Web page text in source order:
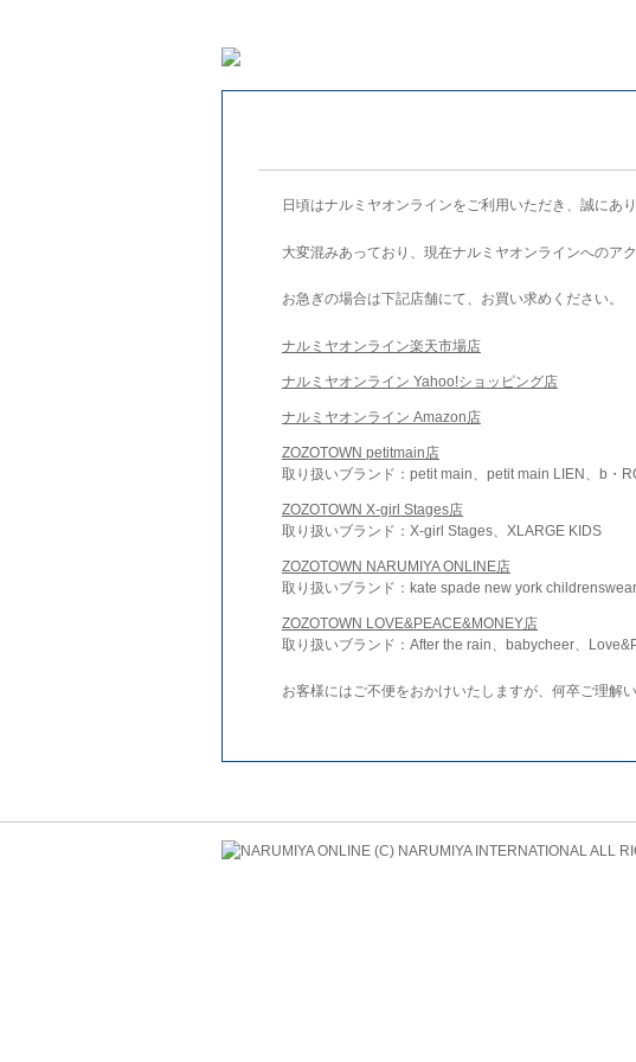
日頃はナルミヤオンラインをご利用いただき、誠にあ
大変混みあっており、現在ナルミヤオンラインへのア
お急ぎの場合は下記店舗にて、お買い求めください。
ナルミヤオンライン楽天市場店
ナルミヤオンライン Yahoo!ショッピング店
ナルミヤオンライン Amazon店
ZOZOTOWN petitmain店
取り扱いブランド：petit main、petit main LIEN、b・
ZOZOTOWN X-girl Stages店
取り扱いブランド：X-girl Stages、XLARGE KIDS
ZOZOTOWN NARUMIYA ONLINE店
取り扱いブランド：kate spade new york
ZOZOTOWN LOVE&PEACE&MONEY店
取り扱いブランド：After the rain、babycheer、
お客様にはご不便をおかけいたしますが、何卒ご理解